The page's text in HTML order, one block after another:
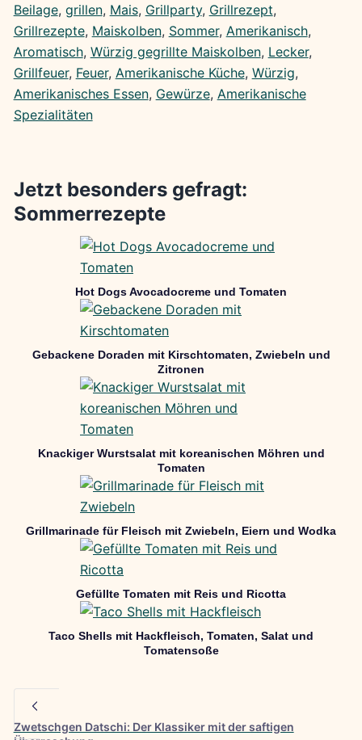
Beilage, grillen, Mais, Grillparty, Grillrezept
Grillrezepte, Maiskolben, Sommer, Amerikanisch
Aromatisch, Würzig gegrillte Maiskolben, Lecker
Grillfeuer, Feuer, Amerikanische Küche, Würzig
Amerikanisches Essen, Gewürze, Amerikanische
Spezialitäten
Jetzt besonders gefragt:
Sommerrezepte
Hot Dogs Avocadocreme und Tomaten
Gebackene Doraden mit Kirschtomaten, Zwiebeln und
Zitronen
Knackiger Wurstsalat mit koreanischen Möhren und
Tomaten
Grillmarinade für Fleisch mit Zwiebeln, Eiern und Wodka
Gefüllte Tomaten mit Reis und Ricotta
Taco Shells mit Hackfleisch, Tomaten, Salat und
Tomatensoße
Zwetschgen Datschi: Der Klassiker mit der saftigen